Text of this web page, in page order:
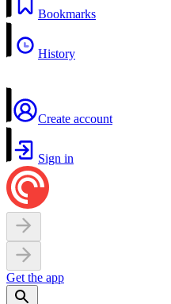
Bookmarks
History
Create account
Sign in
Get the app